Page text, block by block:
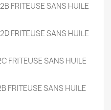
FRITEUSE SANS HUILE
FRITEUSE SANS HUILE
FRITEUSE SANS HUILE
FRITEUSE SANS HUILE